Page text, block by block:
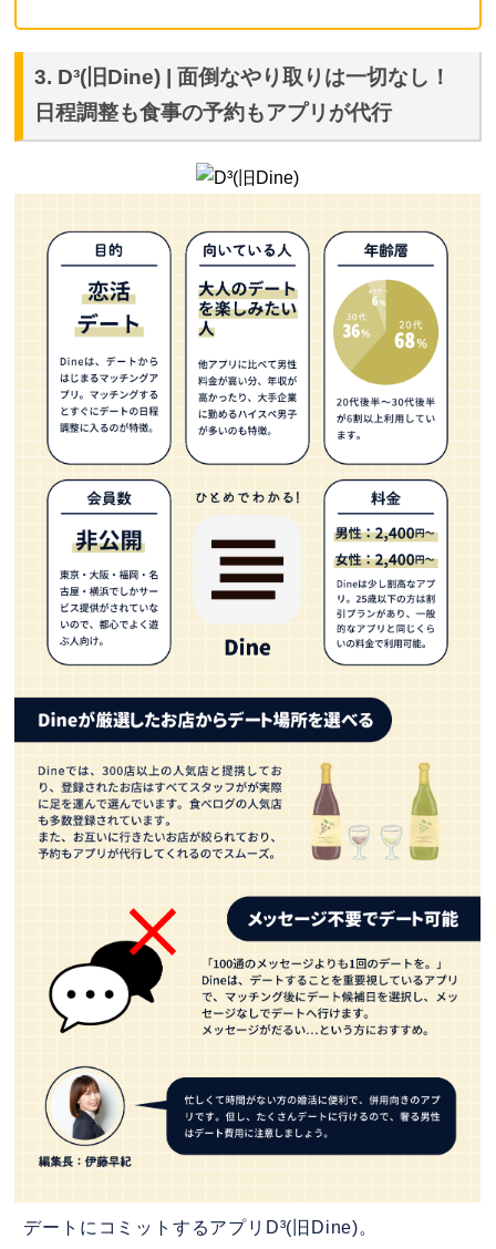
3. D³(旧Dine) | 面倒なやり取りは一切なし！
日程調整も食事の予約もアプリが代行
デートにコミットするアプリD³(旧Dine)。